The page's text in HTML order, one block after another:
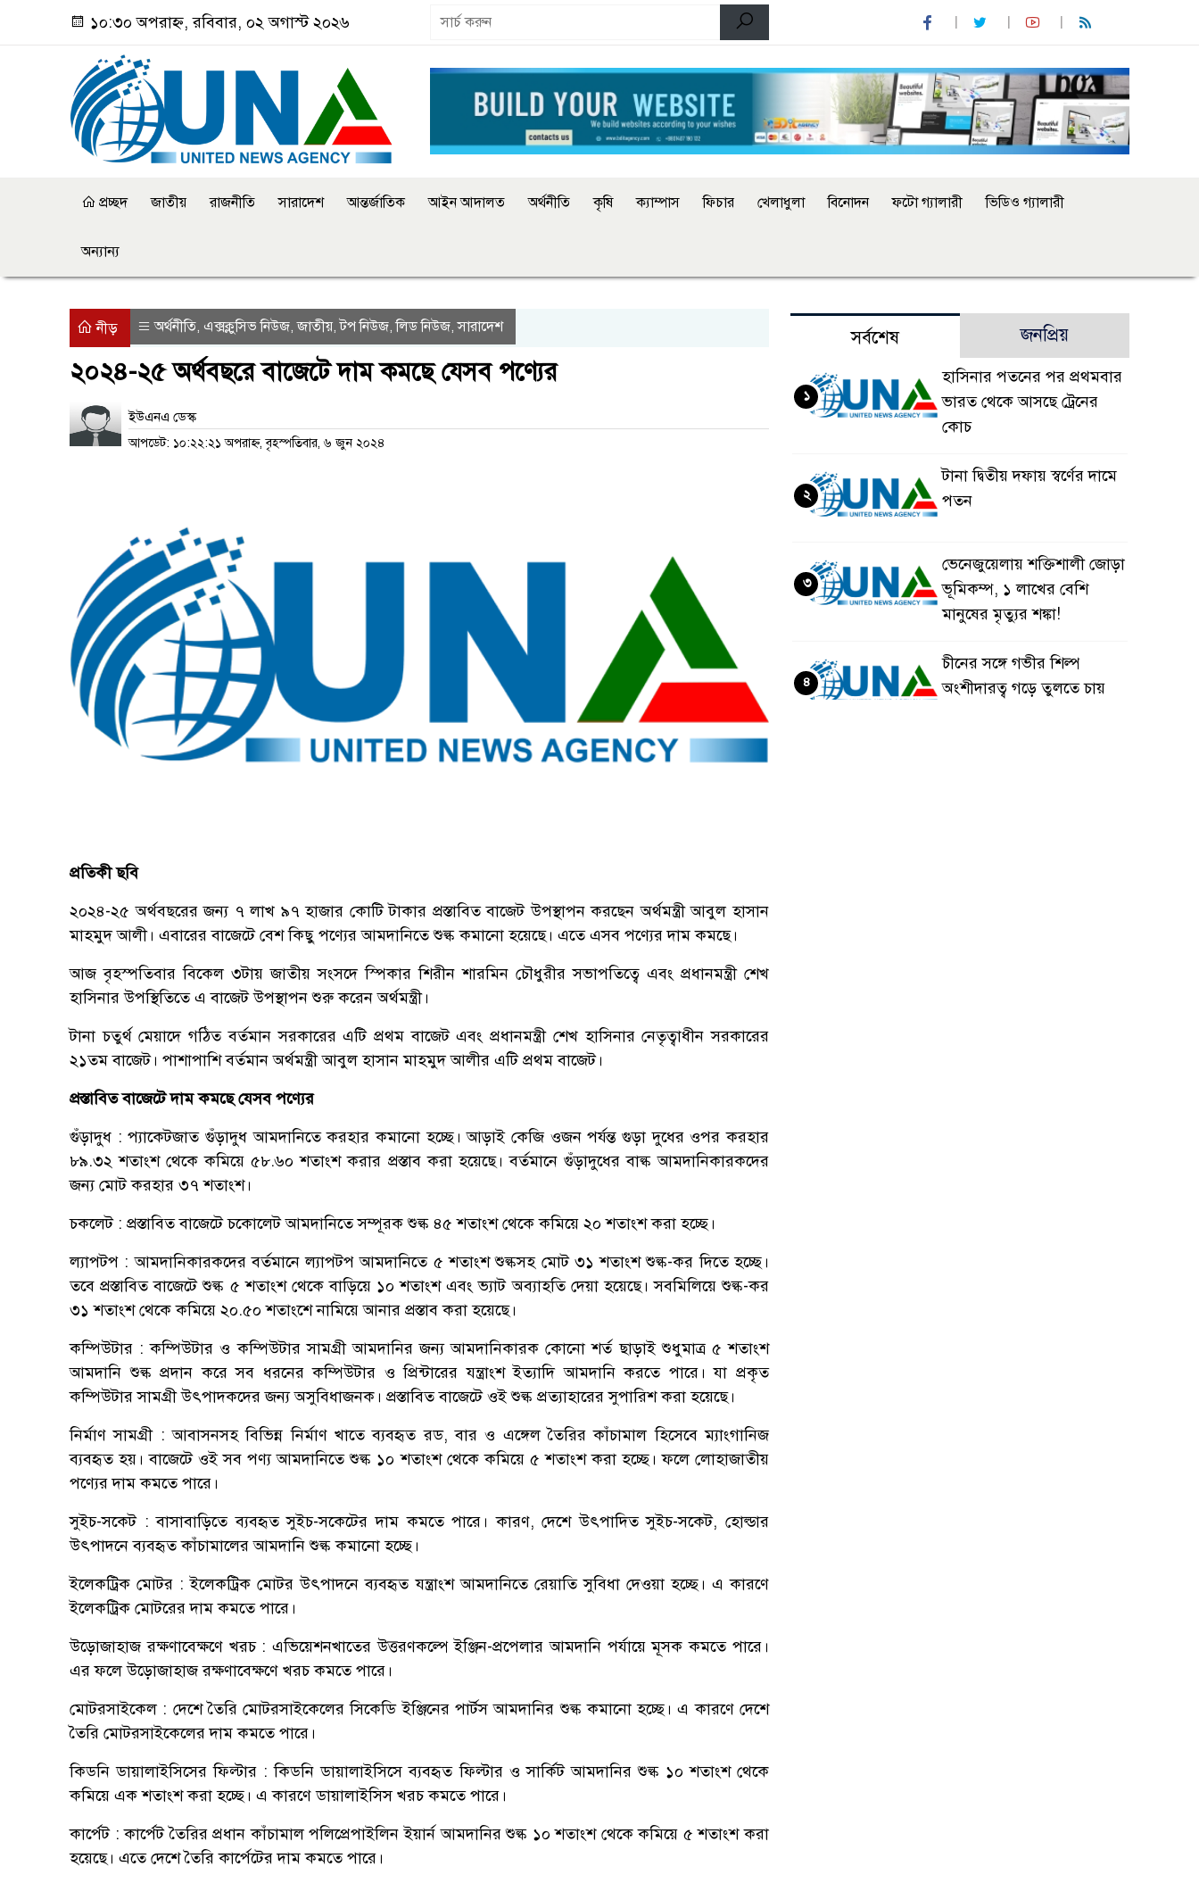
১০:৩০ অপরাহ্ন, রবিবার, ০২ অগাস্ট ২০২৬
প্রচ্ছদ জাতীয় রাজনীতি সারাদেশ আন্তর্জাতিক আইন আদালত অর্থনীতি কৃষি ক্যাম্পাস ফিচার খেলাধুলা বিনোদন ফটো গ্যালারী ভিডিও গ্যালারী
অন্যান্য
নীড় অর্থনীতি এক্সক্লুসিভ নিউজ ,জাতীয় ,টপ নিউজ ,লিড নিউজ ,সারাদেশ
২০২৪-২৫ অর্থবছরে বাজেটে দাম কমছে যেসব পণ্যের
ইউএনএ ডেস্ক
আপডেট: ১০:২২:২১ অপরাহ্ন, বৃহস্পতিবার, ৬ জুন ২০২৪
প্রতিকী ছবি
২০২৪-২৫ অর্থবছরের জন্য ৭ লাখ ৯৭ হাজার কোটি টাকার প্রস্তাবিত বাজেট উপস্থাপন করছেন অর্থমন্ত্রী আবুল হাসান
মাহমুদ আলী। এবারের বাজেটে বেশ কিছু পণ্যের আমদানিতে শুল্ক কমানো হয়েছে। এতে এসব পণ্যের দাম কমছে।
আজ বৃহস্পতিবার বিকেল ৩টায় জাতীয় সংসদে স্পিকার শিরীন শারমিন চৌধুরীর সভাপতিত্বে এবং প্রধানমন্ত্রী শেখ
হাসিনার উপস্থিতিতে এ বাজেট উপস্থাপন শুরু করেন অর্থমন্ত্রী।
টানা চতুর্থ মেয়াদে গঠিত বর্তমান সরকারের এটি প্রথম বাজেট এবং প্রধানমন্ত্রী শেখ হাসিনার নেতৃত্বাধীন সরকারের
২১তম বাজেট। পাশাপাশি বর্তমান অর্থমন্ত্রী আবুল হাসান মাহমুদ আলীর এটি প্রথম বাজেট।
প্রস্তাবিত বাজেটে দাম কমছে যেসব পণ্যের
গুঁড়াদুধ : প্যাকেটজাত গুঁড়াদুধ আমদানিতে করহার কমানো হচ্ছে। আড়াই কেজি ওজন পর্যন্ত গুড়া দুধের ওপর করহার
৮৯.৩২ শতাংশ থেকে কমিয়ে ৫৮.৬০ শতাংশ করার প্রস্তাব করা হয়েছে। বর্তমানে গুঁড়াদুধের বাল্ক আমদানিকারকদের
জন্য মোট করহার ৩৭ শতাংশ।
চকলেট : প্রস্তাবিত বাজেটে চকোলেট আমদানিতে সম্পূরক শুল্ক ৪৫ শতাংশ থেকে কমিয়ে ২০ শতাংশ করা হচ্ছে।
ল্যাপটপ : আমদানিকারকদের বর্তমানে ল্যাপটপ আমদানিতে ৫ শতাংশ শুল্কসহ মোট ৩১ শতাংশ শুল্ক-কর দিতে হচ্ছে।
তবে প্রস্তাবিত বাজেটে শুল্ক ৫ শতাংশ থেকে বাড়িয়ে ১০ শতাংশ এবং ভ্যাট অব্যাহতি দেয়া হয়েছে। সবমিলিয়ে শুল্ক-কর
৩১ শতাংশ থেকে কমিয়ে ২০.৫০ শতাংশে নামিয়ে আনার প্রস্তাব করা হয়েছে।
কম্পিউটার : কম্পিউটার ও কম্পিউটার সামগ্রী আমদানির জন্য আমদানিকারক কোনো শর্ত ছাড়াই শুধুমাত্র ৫ শতাংশ
আমদানি শুল্ক প্রদান করে সব ধরনের কম্পিউটার ও প্রিন্টারের যন্ত্রাংশ ইত্যাদি আমদানি করতে পারে। যা প্রকৃত
কম্পিউটার সামগ্রী উৎপাদকদের জন্য অসুবিধাজনক। প্রস্তাবিত বাজেটে ওই শুল্ক প্রত্যাহারের সুপারিশ করা হয়েছে।
নির্মাণ সামগ্রী : আবাসনসহ বিভিন্ন নির্মাণ খাতে ব্যবহৃত রড, বার ও এঙ্গেল তৈরির কাঁচামাল হিসেবে ম্যাংগানিজ
ব্যবহৃত হয়। বাজেটে ওই সব পণ্য আমদানিতে শুল্ক ১০ শতাংশ থেকে কমিয়ে ৫ শতাংশ করা হচ্ছে। ফলে লোহাজাতীয়
পণ্যের দাম কমতে পারে।
সুইচ-সকেট : বাসাবাড়িতে ব্যবহৃত সুইচ-সকেটের দাম কমতে পারে। কারণ, দেশে উৎপাদিত সুইচ-সকেট, হোল্ডার
উৎপাদনে ব্যবহৃত কাঁচামালের আমদানি শুল্ক কমানো হচ্ছে।
ইলেকট্রিক মোটর : ইলেকট্রিক মোটর উৎপাদনে ব্যবহৃত যন্ত্রাংশ আমদানিতে রেয়াতি সুবিধা দেওয়া হচ্ছে। এ কারণে
ইলেকট্রিক মোটরের দাম কমতে পারে।
উড়োজাহাজ রক্ষণাবেক্ষণে খরচ : এভিয়েশনখাতের উত্তরণকল্পে ইঞ্জিন-প্রপেলার আমদানি পর্যায়ে মূসক কমতে পারে।
এর ফলে উড়োজাহাজ রক্ষণাবেক্ষণে খরচ কমতে পারে।
মোটরসাইকেল : দেশে তৈরি মোটরসাইকেলের সিকেডি ইঞ্জিনের পার্টস আমদানির শুল্ক কমানো হচ্ছে। এ কারণে দেশে
তৈরি মোটরসাইকেলের দাম কমতে পারে।
কিডনি ডায়ালাইসিসের ফিল্টার : কিডনি ডায়ালাইসিসে ব্যবহৃত ফিল্টার ও সার্কিট আমদানির শুল্ক ১০ শতাংশ থেকে
কমিয়ে এক শতাংশ করা হচ্ছে। এ কারণে ডায়ালাইসিস খরচ কমতে পারে।
কার্পেট : কার্পেট তৈরির প্রধান কাঁচামাল পলিপ্রেপাইলিন ইয়ার্ন আমদানির শুল্ক ১০ শতাংশ থেকে কমিয়ে ৫ শতাংশ করা
হয়েছে। এতে দেশে তৈরি কার্পেটের দাম কমতে পারে।
সর্বশেষ জনপ্রিয়
হাসিনার পতনের পর প্রথমবার
ভারত থেকে আসছে ট্রেনের
কোচ
১
টানা দ্বিতীয় দফায় স্বর্ণের দামে
পতন
২
ভেনেজুয়েলায় শক্তিশালী জোড়া
ভূমিকম্প, ১ লাখের বেশি
মানুষের মৃত্যুর শঙ্কা!
৩
চীনের সঙ্গে গভীর শিল্প
অংশীদারত্ব গড়ে তুলতে চায়
৪